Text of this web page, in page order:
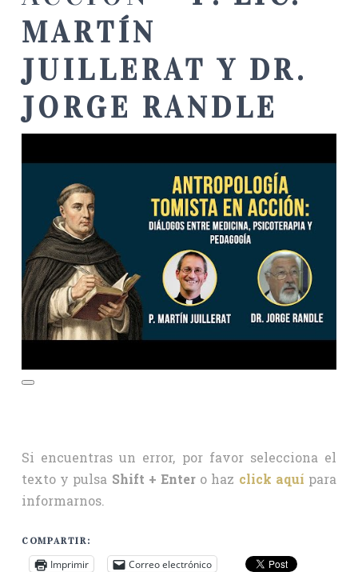
MARTÍN
JUILLERAT Y DR.
JORGE RANDLE
Si encuentras un error, por favor selecciona el
texto y pulsa Shift + Enter o haz click aquí para
informarnos.
COMPARTIR:
Imprimir Correo electrónico